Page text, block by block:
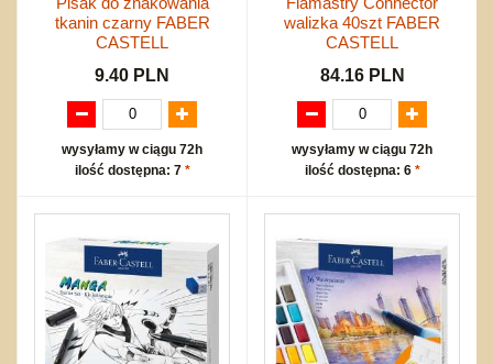
tkanin czarny FABER
CASTELL
9.40 PLN
wysyłamy w ciągu 72h
ilość dostępna: 7 *
walizka 40szt FABER
CASTELL
84.16 PLN
wysyłamy w ciągu 72h
ilość dostępna: 6 *